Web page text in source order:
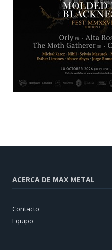
ACERCA DE MAX METAL
Contacto
Equipo